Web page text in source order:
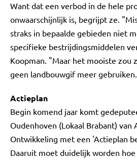
Want dat een verbod in de hele
onwaarschijnlijk is, begrijpt ze.
straks in bepaalde gebieden niet
specifieke bestrijdingsmiddelen
Koopman. "Maar het mooiste zou
geen landbouwgif meer
Actieplan
Begin komend jaar komt
Oudenhoven (Lokaal Brabant) van
Ontwikkeling met een 'Actieplan
Daaruit moet duidelijk worden